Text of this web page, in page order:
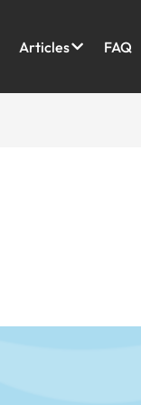
Articles FAQ